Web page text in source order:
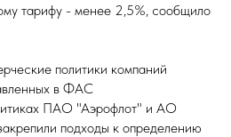
тарифу - менее 2,5%, сообщило
политики компаний
в ФАС
ПАО "Аэрофлот" и АО
подходы к определению